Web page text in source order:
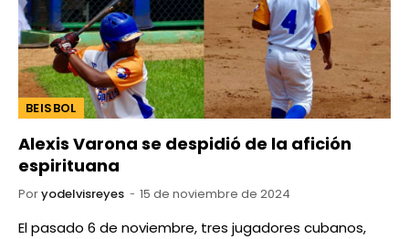
BEISBOL
Alexis Varona se despidió de la afición
espirituana
Poryodelvisreyes 15 de noviembre de 2024
El pasado 6 de noviembre, tres jugadores cubanos,